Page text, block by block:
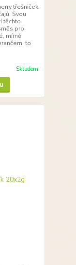
třešniček.
Svou
těchto
pro
mírně
to
Skladem